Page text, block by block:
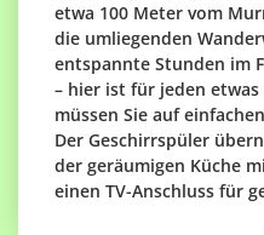
etwa 100 Meter vom
die umliegenden
entspannte Stunden im
– hier ist für jeden
müssen Sie auf
Der Geschirrspüler
der geräumigen Küche
einen TV-Anschluss für